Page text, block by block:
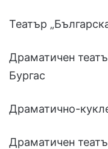
Театър
Драматичен
Бургас
Драматично-
Драматичен